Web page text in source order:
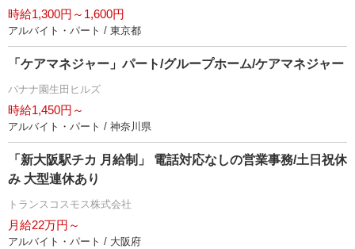
時給1,300円～1,600円
アルバイト・パート / 東京都
「ケアマネジャー」パート/グループホーム/ケアマネジャー
バナナ園生田ヒルズ
時給1,450円～
アルバイト・パート / 神奈川県
「新大阪駅チカ 月給制」 電話対応なしの営業事務/土日祝休
み 大型連休あり
トランスコスモス株式会社
月給22万円～
アルバイト・パート / 大阪府